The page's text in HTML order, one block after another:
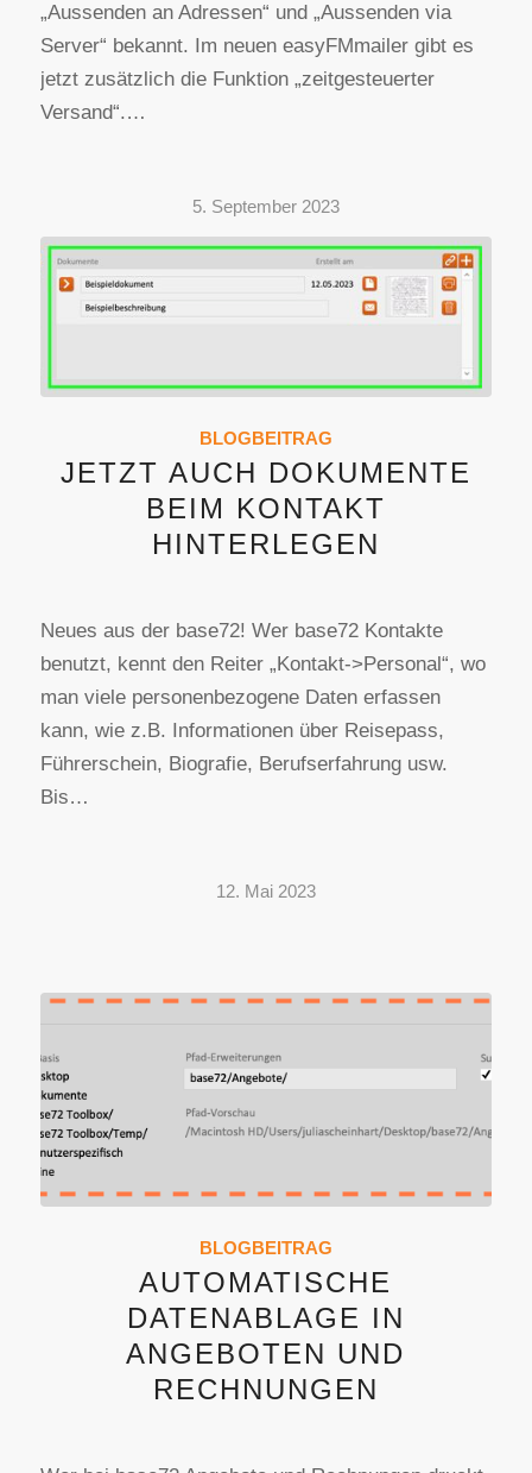
„Aussenden an Adressen“ und „Aussenden via
Server“ bekannt. Im neuen easyFMmailer gibt es
jetzt zusätzlich die Funktion „zeitgesteuerter
Versand“.…
5. September 2023
BLOGBEITRAG
JETZT AUCH DOKUMENTE
BEIM KONTAKT
HINTERLEGEN
Neues aus der base72! Wer base72 Kontakte
benutzt, kennt den Reiter „Kontakt->Personal“, wo
man viele personenbezogene Daten erfassen
kann, wie z.B. Informationen über Reisepass,
Führerschein, Biografie, Berufserfahrung usw.
Bis…
12. Mai 2023
BLOGBEITRAG
AUTOMATISCHE
DATENABLAGE IN
ANGEBOTEN UND
RECHNUNGEN